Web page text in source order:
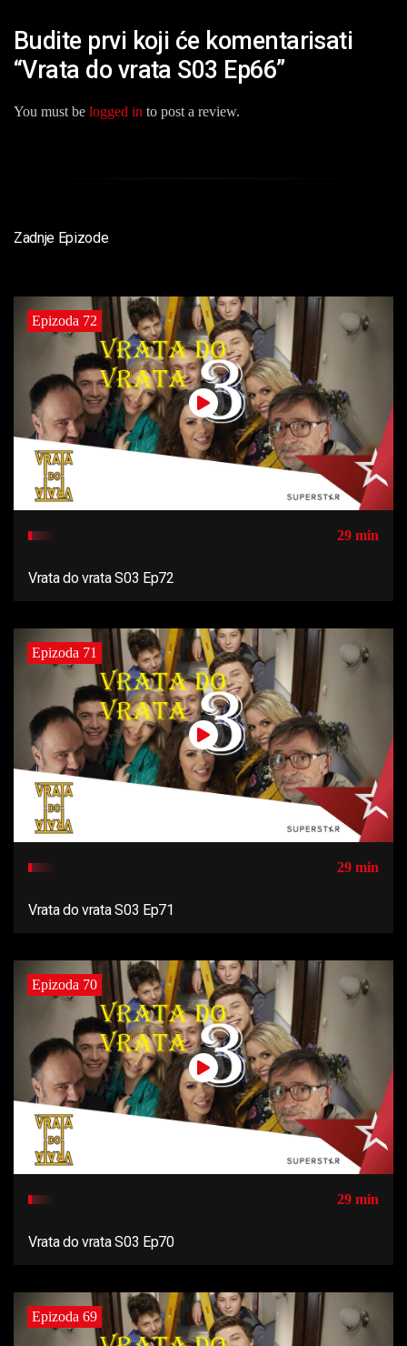
Budite prvi koji će komentarisati
“Vrata do vrata S03 Ep66”
You must be logged in to post a review.
Zadnje Epizode
Epizoda 72
29 min
Vrata do vrata S03 Ep72
Epizoda 71
29 min
Vrata do vrata S03 Ep71
Epizoda 70
29 min
Vrata do vrata S03 Ep70
Epizoda 69